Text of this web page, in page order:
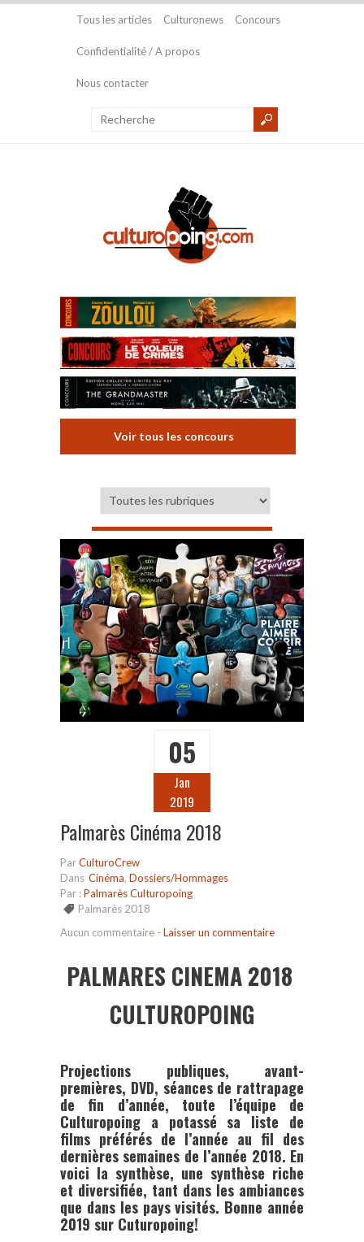
Tous les articles Culturonews Concours
Confidentialité / A propos
Nous contacter
Voir tous les concours
05
Jan
2019
Palmarès Cinéma 2018
ParCulturoCrew
Dans Cinéma, Dossiers/Hommages
Par :Palmarès Culturopoing
Palmarès 2018
Aucun commentaire - Laisser un commentaire
PALMARES CINEMA 2018
CULTUROPOING
Projections publiques, avant-
premières, DVD, séances de rattrapage
de fin d’année, toute l’équipe de
Culturopoing a potassé sa liste de
films préférés de l’année au fil des
dernières semaines de l’année 2018. En
voici la synthèse, une synthèse riche
et diversifiée, tant dans les ambiances
que dans les pays visités. Bonne année
2019 sur Cuturopoing!